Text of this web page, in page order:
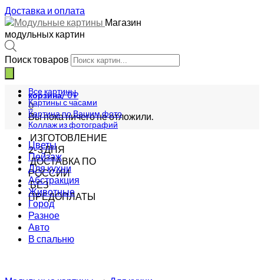
Доставка и оплата
Магазин
модульных картин
Поиск товаров
корзина/0₽
0
Вы пока ничего не отложили.
ИЗГОТОВЛЕНИЕ
2-3 ДНЯ
ДОСТАВКА ПО
РОССИИ
БЕЗ
ПРЕДОПЛАТЫ
Все картины
Картины с часами
Картина по Вашим фото
Коллаж из фотографий
Цветы
Пейзаж
Для кухни
Абстракция
Животные
Город
Разное
Авто
В спальню